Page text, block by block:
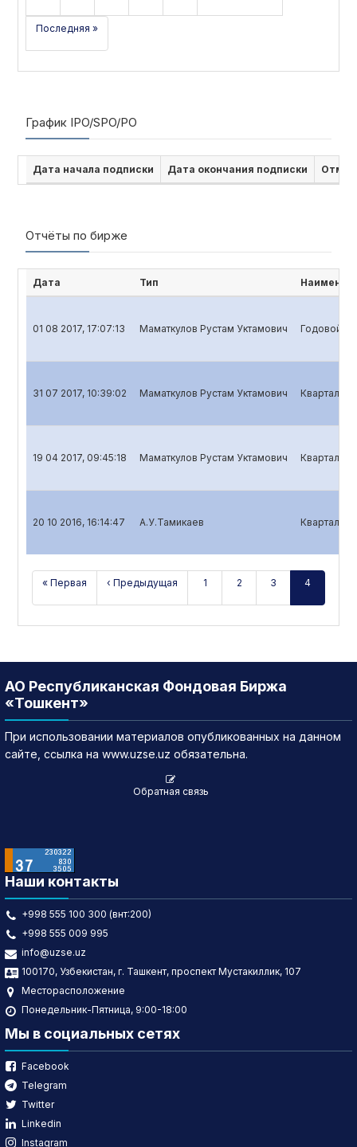
Последняя »
График IPO/SPO/PO
Дата начала подписки Дата окончания подписки
Отчёты по бирже
Дата Тип
01 08 2017, 17:07:13 Маматкулов Рустам Уктамович Годовой
31 07 2017, 10:39:02 Маматкулов Рустам Уктамович
19 04 2017, 09:45:18 Маматкулов Рустам Уктамович
20 10 2016, 16:14:47 А.У.Тамикаев
« Первая ‹ Предыдущая 1 2 3 4
АО Республиканская Фондовая Биржа
«Тошкент»
При использовании материалов опубликованных на данном
сайте, ссылка на www.uzse.uz обязательна.
Обратная связь
Наши контакты
+998 555 100 300 (внт:200)
+998 555 009 995
info@uzse.uz
100170, Узбекистан, г. Ташкент, проспект Мустакиллик, 107
Месторасположение
Понедельник-Пятница, 9:00-18:00
Мы в социальных сетях
Facebook
Telegram
Twitter
Linkedin
Instagram